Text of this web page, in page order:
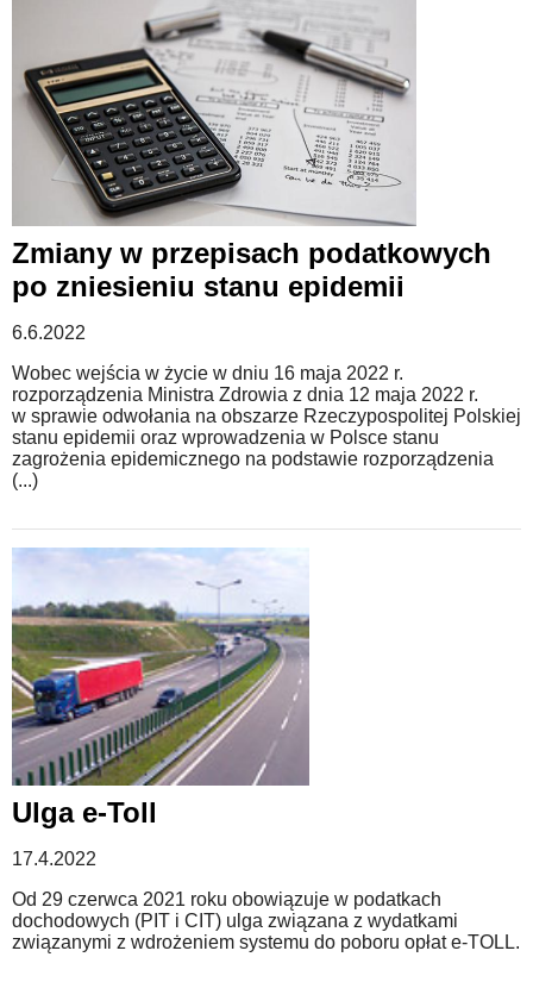
Zmiany w przepisach podatkowych
po zniesieniu stanu epidemii
6.6.2022
Wobec wejścia w życie w dniu 16 maja 2022 r.
rozporządzenia Ministra Zdrowia z dnia 12 maja 2022 r.
w sprawie odwołania na obszarze Rzeczypospolitej Polskiej
stanu epidemii oraz wprowadzenia w Polsce stanu
zagrożenia epidemicznego na podstawie rozporządzenia
(...)
Ulga e-Toll
17.4.2022
Od 29 czerwca 2021 roku obowiązuje w podatkach
dochodowych (PIT i CIT) ulga związana z wydatkami
związanymi z wdrożeniem systemu do poboru opłat e-TOLL.